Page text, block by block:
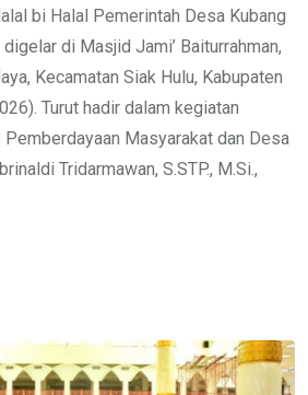
bi Halal Pemerintah Desa Kubang
di Masjid Jami’ Baiturrahman,
Kecamatan Siak Hulu, Kabupaten
Turut hadir dalam kegiatan
Masyarakat dan Desa
Tridarmawan, S.STP., M.Si.,